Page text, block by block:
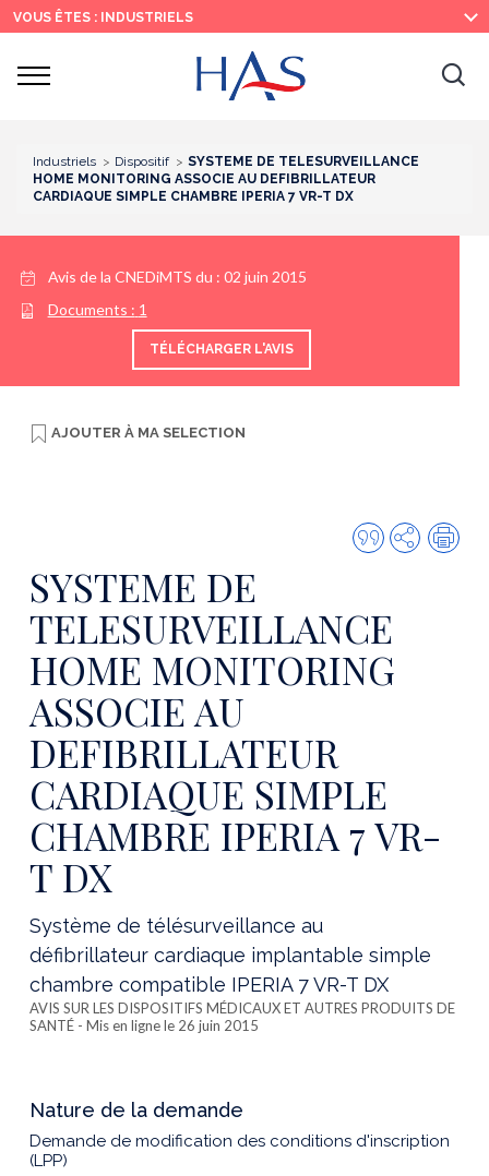
Recherche
Menu
principal
Contenu
principal
VOUS ÊTES : INDUSTRIELS
Ouvrir
Industriels Dispositif
SYSTEME DE TELESURVEILLANCE
HOME MONITORING ASSOCIE AU DEFIBRILLATEUR
CARDIAQUE SIMPLE CHAMBRE IPERIA 7 VR-T DX
Avis de la CNEDiMTS du : 02 juin 2015
Documents : 1
TÉLÉCHARGER L'AVIS
AJOUTER À MA SELECTION
Citer
cette
Partager
SYSTEME DE
TELESURVEILLANCE
HOME MONITORING
ASSOCIE AU
DEFIBRILLATEUR
CARDIAQUE SIMPLE
CHAMBRE IPERIA 7 VR-
T DX
Système de télésurveillance au
défibrillateur cardiaque implantable simple
chambre compatible IPERIA 7 VR-T DX
AVIS SUR LES DISPOSITIFS MÉDICAUX ET AUTRES PRODUITS DE
SANTÉ - Mis en ligne le 26 juin 2015
Nature de la demande
Demande de modification des conditions d'inscription
(LPP)